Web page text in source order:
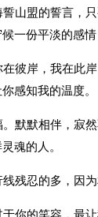
山盟的誓言，
一份平淡的感
彼岸，我在此
感知我的温度。
默默相伴，寂
魂的人。
残忍的多，因